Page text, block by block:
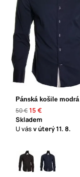
Pánská košile modrá
50 €15 €
Skladem
U vásv úterý11. 8.